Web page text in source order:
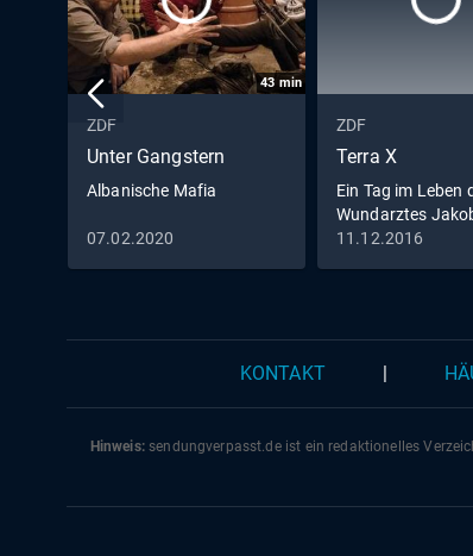
43 min
ZDF
Unter Gangstern
Albanische Mafia
07.02.2020
ZDF
Terra X
Ein Tag im Leben
Wundarztes
Althaus im Jahr
11.12.2016
KONTAKT
Hinweis:sendungverpasst.deist ein redaktionelles